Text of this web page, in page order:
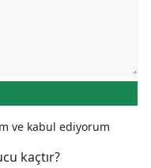
ve kabul ediyorum
kaçtır?